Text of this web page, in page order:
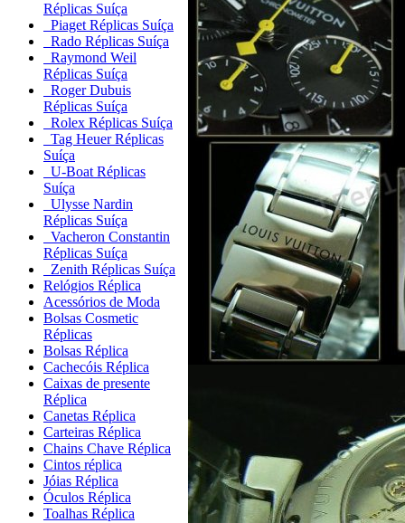
Réplicas Suíça
Piaget Réplicas Suíça
Rado Réplicas Suíça
Raymond Weil
Réplicas Suíça
Roger Dubuis
Réplicas Suíça
Rolex Réplicas Suíça
Tag Heuer Réplicas
Suíça
U-Boat Réplicas
Suíça
Ulysse Nardin
Réplicas Suíça
Vacheron Constantin
Réplicas Suíça
Zenith Réplicas Suíça
Relógios Réplica
Acessórios de Moda
Bolsas Cosmetic
Réplicas
Bolsas Réplica
Cachecóis Réplica
Caixas de presente
Réplica
Canetas Réplica
Carteiras Réplica
Chains Chave Réplica
Cintos réplica
Jóias Réplica
Óculos Réplica
Toalhas Réplica